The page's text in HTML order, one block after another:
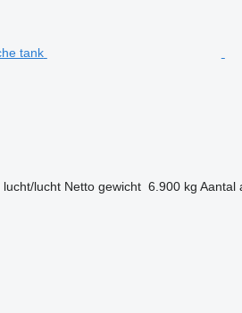
lucht/lucht Netto gewicht 6.900 kg Aantal